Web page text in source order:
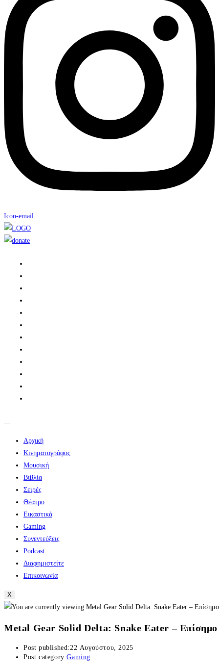
Icon-email
Αρχική
Κινηματογράφος
Μουσική
Βιβλία
Σειρές
Θέατρο
Εικαστικά
Gaming
Συνεντεύξεις
Podcast
Διαφημιστείτε
Επικοινωνία
X
Metal Gear Solid Delta: Snake Eater –
Post published: 22 Αυγούστου, 2025
Post category:Gaming